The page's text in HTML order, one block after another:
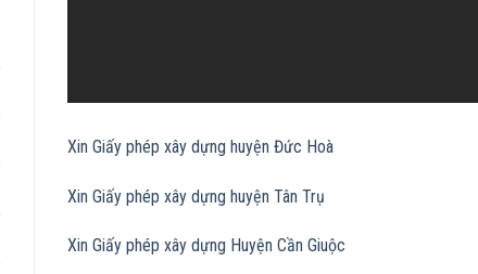
Xin Giấy phép xây dựng huyện Đức Hoà
Xin Giấy phép xây dựng huyện Tân Trụ
Xin Giấy phép xây dựng Huyện Cần Giuộc